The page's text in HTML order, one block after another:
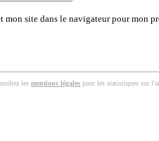
mon site dans le navigateur pour mon
les mentions légales pour les statistiques sur